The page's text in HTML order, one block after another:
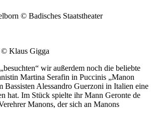
© Badisches Staatstheater
Klaus Gigga
wir außerdem noch die beliebte
Martina Serafin in Puccinis „Manon
Bassisten Alessandro Guerzoni in Italien eine
hat. Im Stück spielte ihr Mann Geronte de
Manons, der sich an Manons